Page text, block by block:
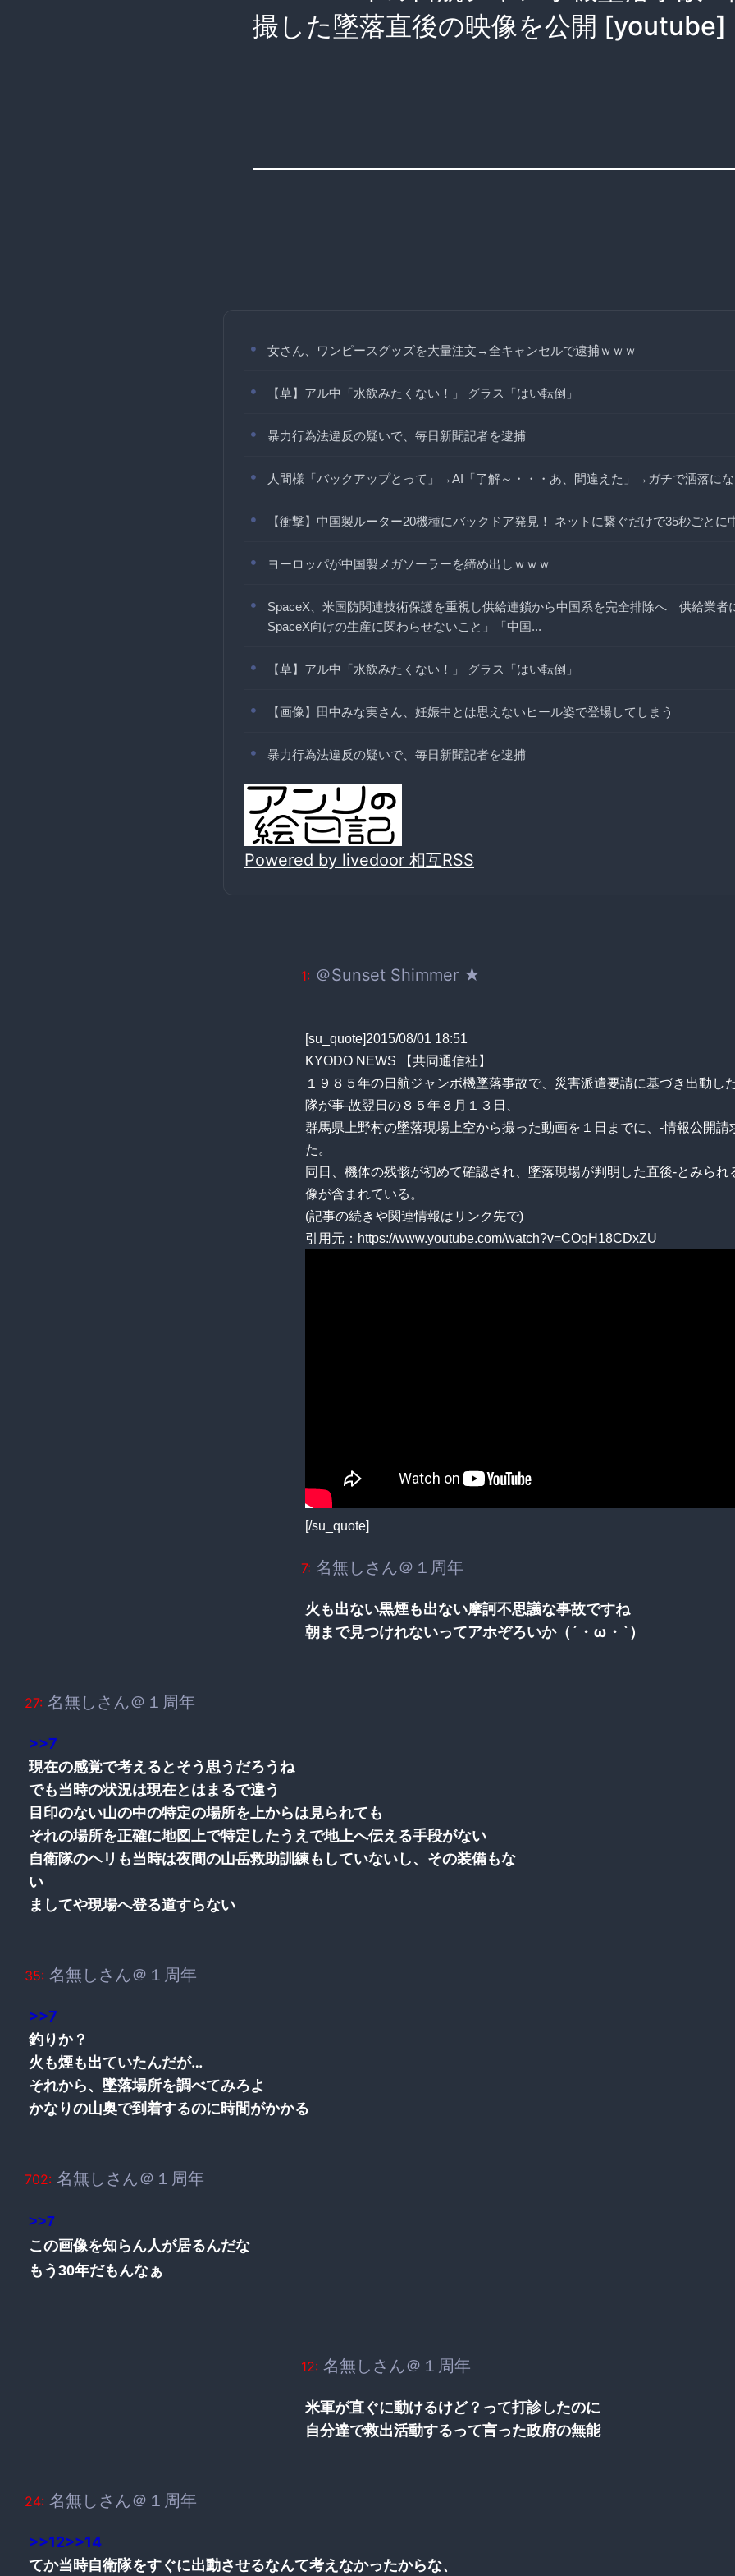
撮した墜落直後の映像を公開 [youtube]
女さん、ワンピースグッズを大量注文→全キャンセルで逮捕ｗｗｗ
【草】アル中「水飲みたくない！」 グラス「はい転倒」
暴力行為法違反の疑いで、毎日新聞記者を逮捕
人間様「バックアップとって」→AI「了解～・・・あ、間違えた」→ガチで洒落にな
【衝撃】中国製ルーター20機種にバックドア発見！ ネットに繋ぐだけで35秒ごとに
ヨーロッパが中国製メガソーラーを締め出しｗｗｗ
SpaceX、米国防関連技術保護を重視し供給連鎖から中国系を完全排除へ 供給業者
SpaceX向けの生産に関わらせないこと」「中国...
【草】アル中「水飲みたくない！」 グラス「はい転倒」
【画像】田中みな実さん、妊娠中とは思えないヒール姿で登場してしまう
暴力行為法違反の疑いで、毎日新聞記者を逮捕
Powered by livedoor 相互RSS
1: ＠Sunset Shimmer ★
[su_quote]2015/08/01 18:51
KYODO NEWS 【共同通信社】
１９８５年の日航ジャンボ機墜落事故で、災害派遣要請に基づき出動し
隊が事-故翌日の８５年８月１３日、
群馬県上野村の墜落現場上空から撮った動画を１日までに、-情報公開請
た。
同日、機体の残骸が初めて確認され、墜落現場が判明した直後-とみられ
像が含まれている。
(記事の続きや関連情報はリンク先で)
引用元： https://www.youtube.com/watch?v=COqH18CDxZU
[/su_quote]
7: 名無しさん＠１周年
火も出ない黒煙も出ない摩訶不思議な事故ですね
朝まで見つけれないってアホぞろいか（´・ω・`）
27: 名無しさん＠１周年
>>7
現在の感覚で考えるとそう思うだろうね
でも当時の状況は現在とはまるで違う
目印のない山の中の特定の場所を上からは見られても
それの場所を正確に地図上で特定したうえで地上へ伝える手段がない
自衛隊のヘリも当時は夜間の山岳救助訓練もしていないし、その装備もな
い
ましてや現場へ登る道すらない
35: 名無しさん＠１周年
>>7
釣りか？
火も煙も出ていたんだが…
それから、墜落場所を調べてみろよ
かなりの山奥で到着するのに時間がかかる
702: 名無しさん＠１周年
>>7
この画像を知らん人が居るんだな
もう30年だもんなぁ
12: 名無しさん＠１周年
米軍が直ぐに動けるけど？って打診したのに
自分達で救出活動するって言った政府の無能
24: 名無しさん＠１周年
>>12>>14
てか当時自衛隊をすぐに出動させるなんて考えなかったからな、